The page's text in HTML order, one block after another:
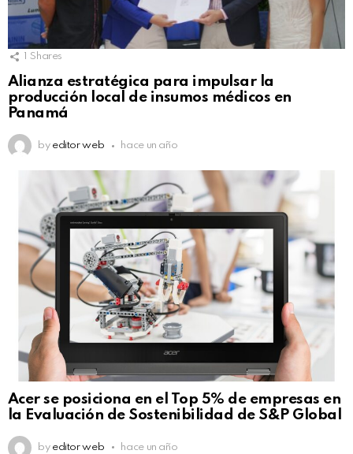
1 Shares
Alianza estratégica para impulsar la
producción local de insumos médicos en
Panamá
by editor web hace un año
Acer se posiciona en el Top 5% de empresas en
la Evaluación de Sostenibilidad de S&P Global
by editor web hace un año